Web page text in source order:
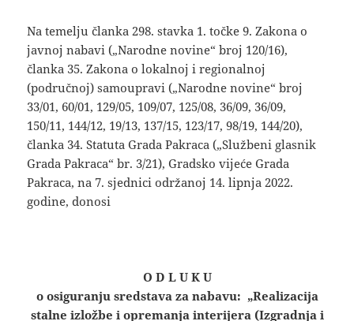
Na temelju članka 298. stavka 1. točke 9. Zakona o
javnoj nabavi („Narodne novine“ broj 120/16),
članka 35. Zakona o lokalnoj i regionalnoj
(područnoj) samoupravi („Narodne novine“ broj
33/01, 60/01, 129/05, 109/07, 125/08, 36/09, 36/09,
150/11, 144/12, 19/13, 137/15, 123/17, 98/19, 144/20),
članka 34. Statuta Grada Pakraca („Službeni glasnik
Grada Pakraca“ br. 3/21), Gradsko vijeće Grada
Pakraca, na 7. sjednici održanoj 14. lipnja 2022.
godine, donosi
O D L U K U
o osiguranju sredstava za nabavu: „Realizacija
stalne izložbe i opremanja interijera (Izgradnja i